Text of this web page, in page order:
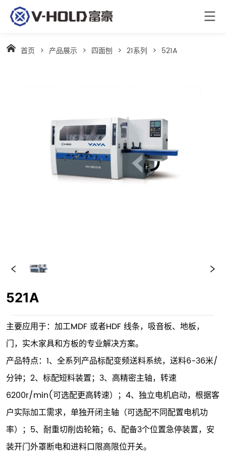
首页 > 产品展示 > 四面刨 > 21系列 > 521A
521A
主要应用于：加工MDF 或者HDF 线条，吸音板、地板，
门，实木家具和方板的专业解决方案。
产品特点：1、全系列产品标配变频送料系统，送料6-36米/
分钟；2、标配短料装置；3、高精密主轴，转速
6200r/min(可选配更高转速）；4、独立电机启动，根据客
户实际加工需求，单独开闭主轴（可选配不同配置电机功
率）；5、耐重切削齿轮箱；6、配备3个位置急停装置，安
装开门外罩断电和进料口限高限位开关。